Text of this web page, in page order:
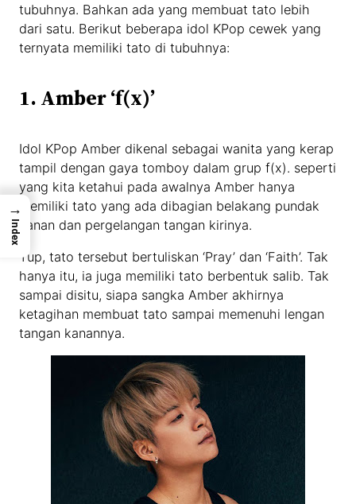
tubuhnya. Bahkan ada yang membuat tato lebih
dari satu. Berikut beberapa idol KPop cewek yang
ternyata memiliki tato di tubuhnya:
1. Amber ‘f(x)’
Idol KPop Amber dikenal sebagai wanita yang kerap
tampil dengan gaya tomboy dalam grup f(x). seperti
yang kita ketahui pada awalnya Amber hanya
memiliki tato yang ada dibagian belakang pundak
kanan dan pergelangan tangan kirinya.
Yup, tato tersebut bertuliskan ‘Pray’ dan ‘Faith’. Tak
hanya itu, ia juga memiliki tato berbentuk salib. Tak
sampai disitu, siapa sangka Amber akhirnya
ketagihan membuat tato sampai memenuhi lengan
tangan kanannya.
→
Index